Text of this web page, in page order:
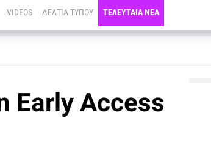
VIDEOS ΔΕΛΤΙΑ ΤΥΠΟΥ ΤΕΛΕΥΤΑΙΑ ΝΕΑ
Early Access